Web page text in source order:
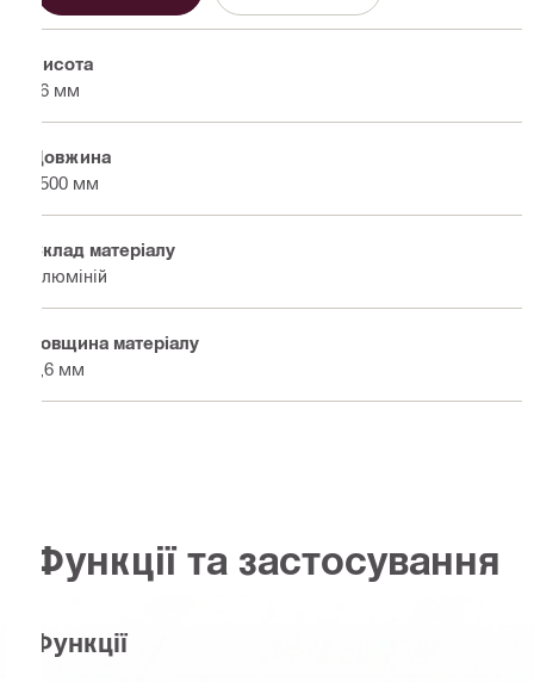
Висота
26 мм
Довжина
2500 мм
Склад матеріалу
Алюміній
Товщина матеріалу
0,6 мм
Функції та застосування
Функції